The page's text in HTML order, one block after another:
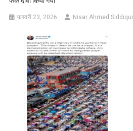
फ़रवरी 23, 2026 Nisar Ahmed Siddiqui